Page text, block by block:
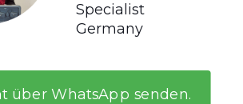
Specialist
Germany
über WhatsApp senden.